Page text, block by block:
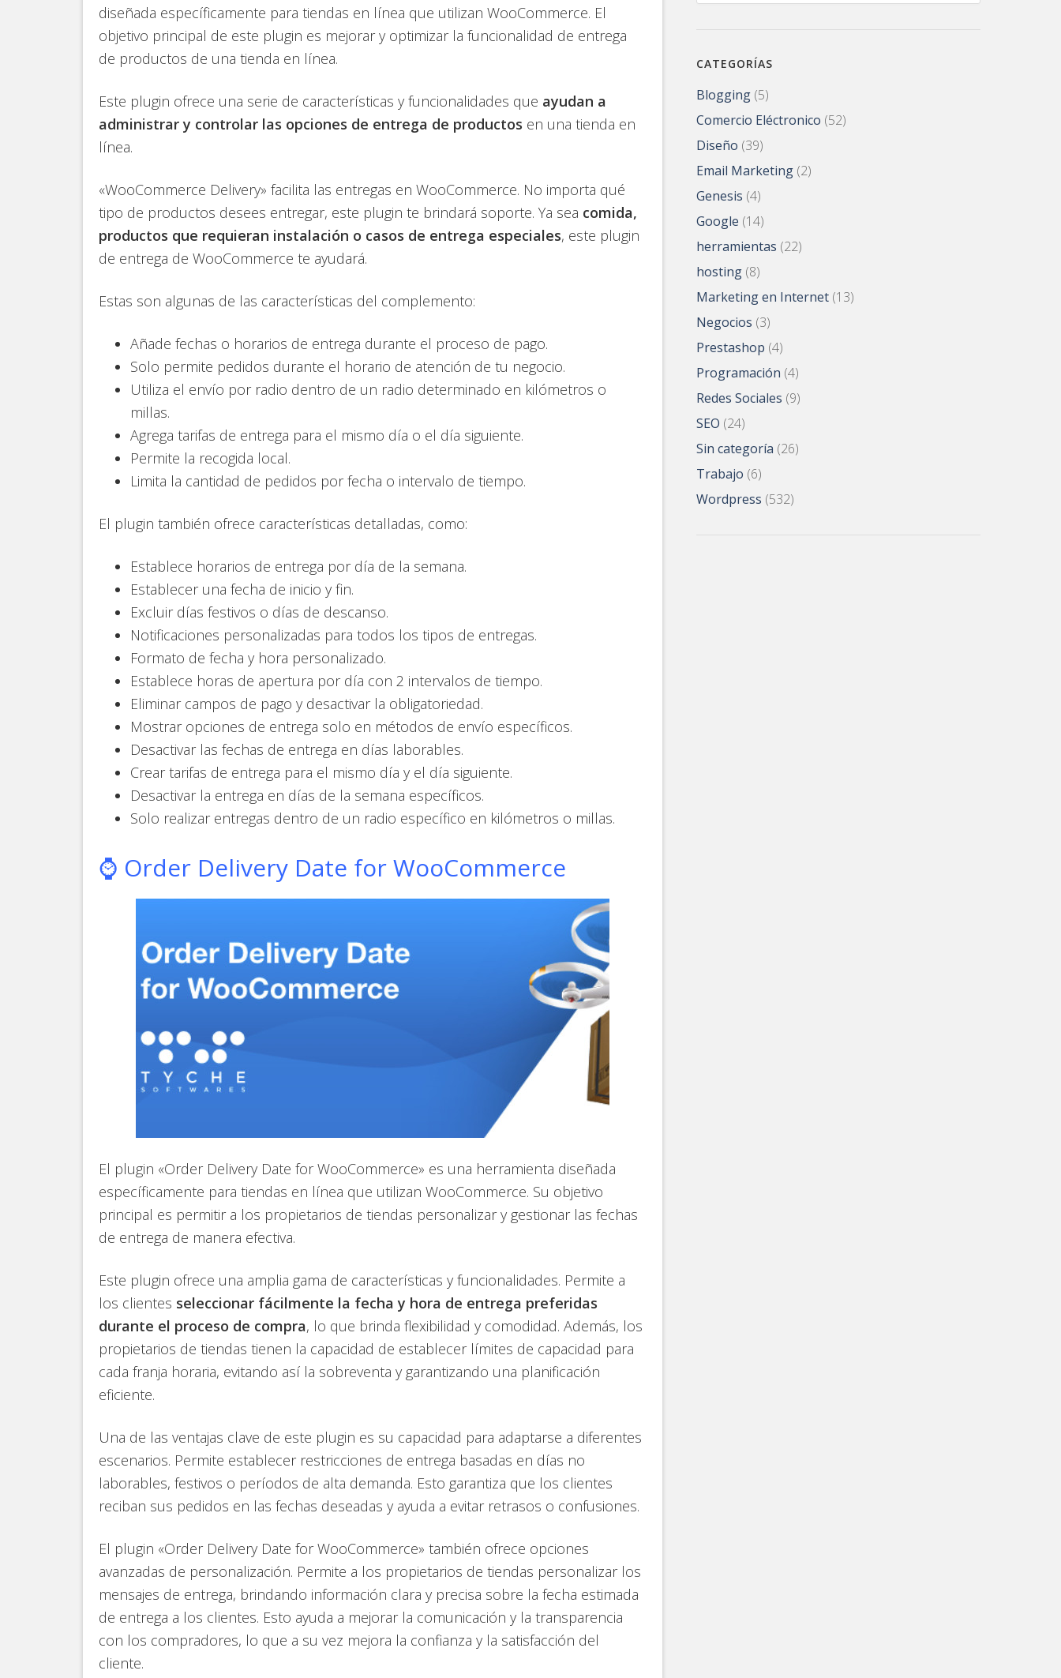
diseñada específicamente para tiendas en línea que utilizan WooCommerce. El
objetivo principal de este plugin es mejorar y optimizar la funcionalidad de entrega
de productos de una tienda en línea.
Este plugin ofrece una serie de características y funcionalidades que ayudan a
administrar y controlar las opciones de entrega de productos en una tienda en
línea.
«WooCommerce Delivery» facilita las entregas en WooCommerce. No importa qué
tipo de productos desees entregar, este plugin te brindará soporte. Ya sea comida,
productos que requieran instalación o casos de entrega especiales, este plugin
de entrega de WooCommerce te ayudará.
Estas son algunas de las características del complemento:
Añade fechas o horarios de entrega durante el proceso de pago.
Solo permite pedidos durante el horario de atención de tu negocio.
Utiliza el envío por radio dentro de un radio determinado en kilómetros o
millas.
Agrega tarifas de entrega para el mismo día o el día siguiente.
Permite la recogida local.
Limita la cantidad de pedidos por fecha o intervalo de tiempo.
El plugin también ofrece características detalladas, como:
Establece horarios de entrega por día de la semana.
Establecer una fecha de inicio y fin.
Excluir días festivos o días de descanso.
Notificaciones personalizadas para todos los tipos de entregas.
Formato de fecha y hora personalizado.
Establece horas de apertura por día con 2 intervalos de tiempo.
Eliminar campos de pago y desactivar la obligatoriedad.
Mostrar opciones de entrega solo en métodos de envío específicos.
Desactivar las fechas de entrega en días laborables.
Crear tarifas de entrega para el mismo día y el día siguiente.
Desactivar la entrega en días de la semana específicos.
Solo realizar entregas dentro de un radio específico en kilómetros o millas.
⌚ Order Delivery Date for WooCommerce
El plugin «Order Delivery Date for WooCommerce» es una herramienta diseñada
específicamente para tiendas en línea que utilizan WooCommerce. Su objetivo
principal es permitir a los propietarios de tiendas personalizar y gestionar las fechas
de entrega de manera efectiva.
Este plugin ofrece una amplia gama de características y funcionalidades. Permite a
los clientes seleccionar fácilmente la fecha y hora de entrega preferidas
durante el proceso de compra, lo que brinda flexibilidad y comodidad. Además, los
propietarios de tiendas tienen la capacidad de establecer límites de capacidad para
cada franja horaria, evitando así la sobreventa y garantizando una planificación
eficiente.
Una de las ventajas clave de este plugin es su capacidad para adaptarse a diferentes
escenarios. Permite establecer restricciones de entrega basadas en días no
laborables, festivos o períodos de alta demanda. Esto garantiza que los clientes
reciban sus pedidos en las fechas deseadas y ayuda a evitar retrasos o confusiones.
El plugin «Order Delivery Date for WooCommerce» también ofrece opciones
avanzadas de personalización. Permite a los propietarios de tiendas personalizar los
mensajes de entrega, brindando información clara y precisa sobre la fecha estimada
de entrega a los clientes. Esto ayuda a mejorar la comunicación y la transparencia
con los compradores, lo que a su vez mejora la confianza y la satisfacción del
cliente.
CATEGORÍAS
Blogging (5)
Comercio Eléctronico (52)
Diseño (39)
Email Marketing (2)
Genesis (4)
Google (14)
herramientas (22)
hosting (8)
Marketing en Internet (13)
Negocios (3)
Prestashop (4)
Programación (4)
Redes Sociales (9)
SEO (24)
Sin categoría (26)
Trabajo (6)
Wordpress (532)